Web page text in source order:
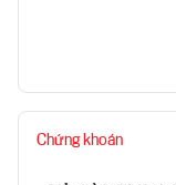
Chứng khoán